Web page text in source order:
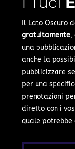
Il Lato Oscuro
gratuitamente,
una
anche la
pubblicizzare
per una
prenotazioni
diretto con i
quale potrebbe